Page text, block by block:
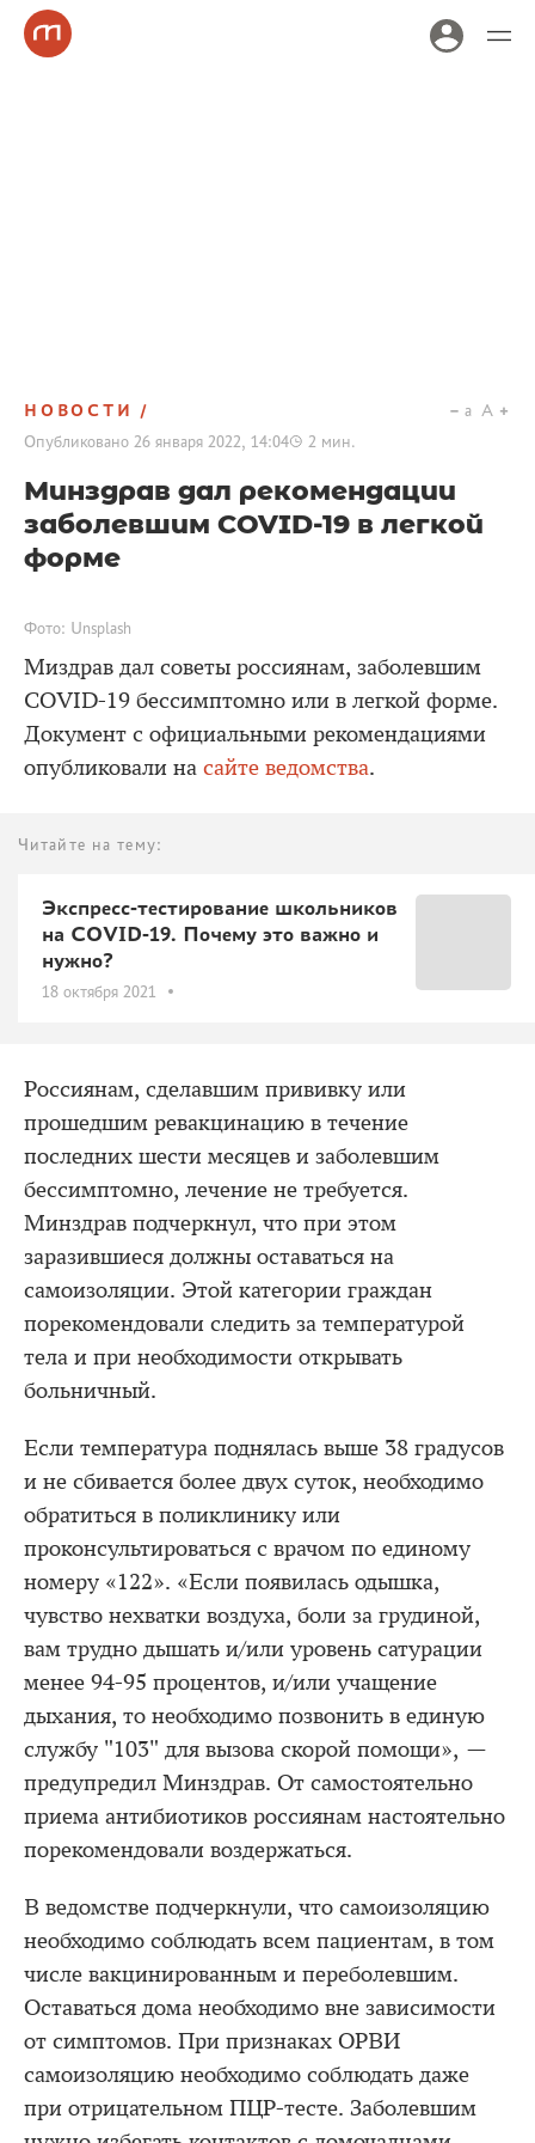
НОВОСТИ
Опубликовано 26 января 2022, 14:04 2 мин.
a A
Минздрав дал рекомендации
заболевшим COVID-19 в легкой
форме
Фото: Unsplash
Миздрав дал советы россиянам, заболевшим
COVID-19 бессимптомно или в легкой форме.
Документ с официальными рекомендациями
опубликовали на сайте ведомства.
Читайте на тему:
Экспресс-тестирование школьников
на COVID-19. Почему это важно и
нужно?
18 октября 2021
Россиянам, сделавшим прививку или
прошедшим ревакцинацию в течение
последних шести месяцев и заболевшим
бессимптомно, лечение не требуется.
Минздрав подчеркнул, что при этом
заразившиеся должны оставаться на
самоизоляции. Этой категории граждан
порекомендовали следить за температурой
тела и при необходимости открывать
больничный.
Если температура поднялась выше 38 градусов
и не сбивается более двух суток, необходимо
обратиться в поликлинику или
проконсультироваться с врачом по единому
номеру «122». «Если появилась одышка,
чувство нехватки воздуха, боли за грудиной,
вам трудно дышать и/или уровень сатурации
менее 94-95 процентов, и/или учащение
дыхания, то необходимо позвонить в единую
службу "103" для вызова скорой помощи», —
предупредил Минздрав. От самостоятельно
приема антибиотиков россиянам настоятельно
порекомендовали воздержаться.
В ведомстве подчеркнули, что самоизоляцию
необходимо соблюдать всем пациентам, в том
числе вакцинированным и переболевшим.
Оставаться дома необходимо вне зависимости
от симптомов. При признаках ОРВИ
самоизоляцию необходимо соблюдать даже
при отрицательном ПЦР-тесте. Заболевшим